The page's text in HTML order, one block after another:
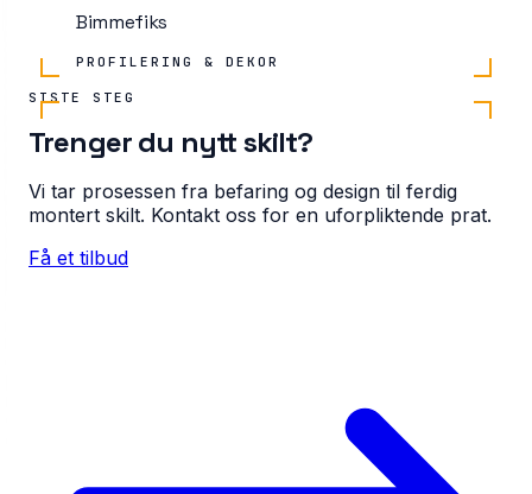
Bimmefiks
PROFILERING & DEKOR
SISTE STEG
Trenger du nytt skilt?
Vi tar prosessen fra befaring og design til ferdig
montert skilt. Kontakt oss for en uforpliktende prat.
Få et tilbud